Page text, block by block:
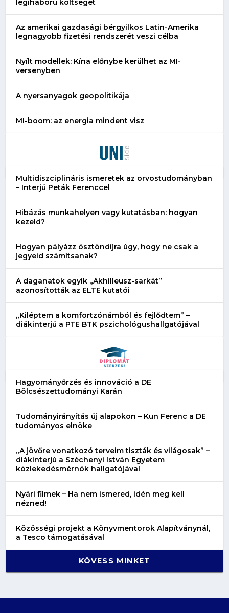
légiháború költségét
Az amerikai gazdasági bérgyilkos Latin-Amerika
legnagyobb fizetési rendszerét veszi célba
Nyílt modellek: Kína előnybe kerülhet az MI-
versenyben
A nyersanyagok geopolitikája
MI-boom: az energia mindent visz
Multidiszciplináris ismeretek az orvostudományban
– Interjú Peták Ferenccel
Hibázás munkahelyen vagy kutatásban: hogyan
kezeld?
Hogyan pályázz ösztöndíjra úgy, hogy ne csak a
jegyeid számítsanak?
A daganatok egyik „Akhilleusz-sarkát”
azonosították az ELTE kutatói
„Kiléptem a komfortzónámból és fejlődtem” –
diákinterjú a PTE BTK pszichológushallgatójával
Hagyományőrzés és innováció a DE
Bölcsészettudományi Karán
Tudományirányítás új alapokon – Kun Ferenc a DE
tudományos elnöke
„A jövőre vonatkozó terveim tiszták és világosak” –
diákinterjú a Széchenyi István Egyetem
közlekedésmérnök hallgatójával
Nyári filmek – Ha nem ismered, idén meg kell
nézned!
Közösségi projekt a Könyvmentorok Alapítványnál,
a Tesco támogatásával
KÖVESS MINKET